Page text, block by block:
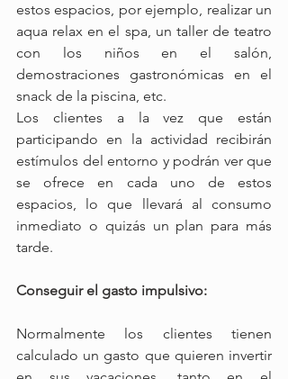
estos espacios, por ejemplo, realizar un
aqua relax en el spa, un taller de teatro
con los niños en el salón,
demostraciones gastronómicas en el
snack de la piscina, etc.
Los clientes a la vez que están
participando en la actividad recibirán
estímulos del entorno y podrán ver que
se ofrece en cada uno de estos
espacios, lo que llevará al consumo
inmediato o quizás un plan para más
tarde.
Conseguir el gasto impulsivo:
Normalmente los clientes tienen
calculado un gasto que quieren invertir